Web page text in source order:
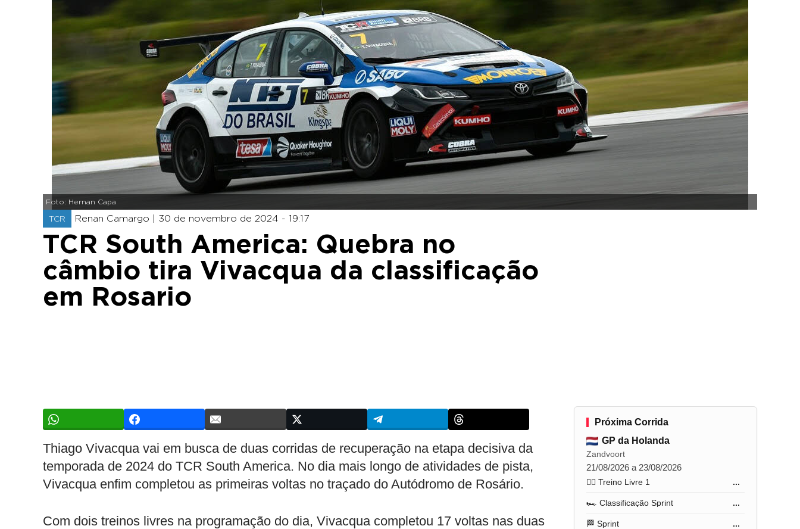
Foto: Hernan Capa
TCR Renan Camargo | 30 de novembro de 2024 - 19:17
TCR South America: Quebra no
câmbio tira Vivacqua da classificação
em Rosario
Thiago Vivacqua vai em busca de duas corridas de recuperação na etapa decisiva da
temporada de 2024 do TCR South America. No dia mais longo de atividades de pista,
Vivacqua enfim completou as primeiras voltas no traçado do Autódromo de Rosário.
Com dois treinos livres na programação do dia, Vivacqua completou 17 voltas nas duas
Próxima Corrida
GP da Holanda
Zandvoort
21/08/2026 a 23/08/2026
🏋️‍♂️ Treino Livre 1 ...
🏎️ Classificação Sprint ...
🏁 Sprint ...